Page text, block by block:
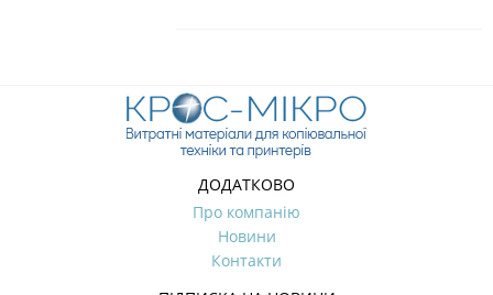
ДОДАТКОВО
Про компанію
Новини
Контакти